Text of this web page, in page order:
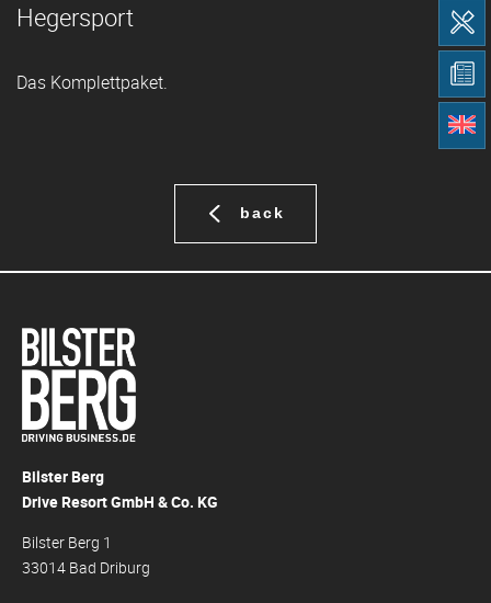
Hegersport
Das Komplettpaket.
back
Bilster Berg
Drive Resort GmbH & Co. KG
Bilster Berg 1
33014 Bad Driburg